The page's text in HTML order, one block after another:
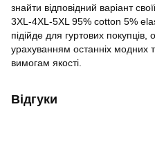
знайти відповідний варіант
3XL-4XL-5XL 95% cotton 5%
підійде для гуртових покупців,
урахуванням останніх модних
вимогам якості.
Відгуки